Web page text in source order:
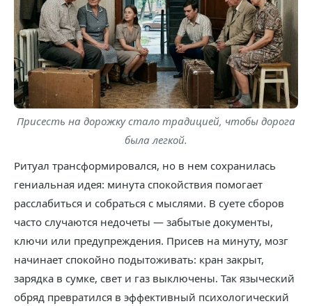
Присесть на дорожку стало традицией, чтобы дорога
была легкой.
Ритуал трансформировался, но в нем сохранилась
гениальная идея: минута спокойствия помогает
расслабиться и собраться с мыслями. В суете сборов
часто случаются недочеты — забытые документы,
ключи или предупреждения. Присев на минуту, мозг
начинает спокойно подытоживать: кран закрыт,
зарядка в сумке, свет и газ выключены. Так языческий
обряд превратился в эффективный психологический